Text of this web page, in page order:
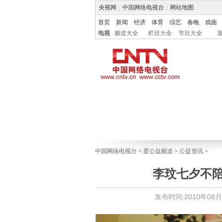
央视网 中国网络电视台 网站地图
首页 新闻 经济 体育 综艺 春晚
戏曲
电视
频道大全 栏目大全 节目大全
中国网络电视台 > 爱公益频道 > 公益资讯 >
李玟七夕不
发布时间:2010年08